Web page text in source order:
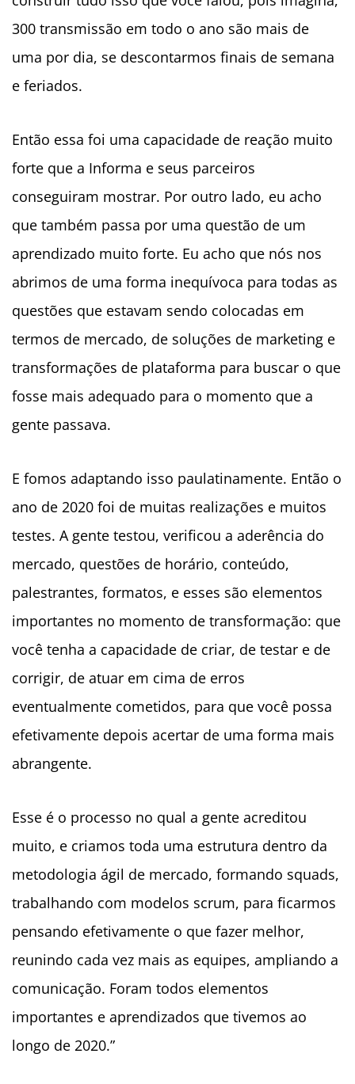
300 transmissão em todo o ano são mais de
uma por dia, se descontarmos finais de semana
e feriados.
Então essa foi uma capacidade de reação muito
forte que a Informa e seus parceiros
conseguiram mostrar. Por outro lado, eu acho
que também passa por uma questão de um
aprendizado muito forte. Eu acho que nós nos
abrimos de uma forma inequívoca para todas as
questões que estavam sendo colocadas em
termos de mercado, de soluções de marketing e
transformações de plataforma para buscar o que
fosse mais adequado para o momento que a
gente passava.
E fomos adaptando isso paulatinamente. Então o
ano de 2020 foi de muitas realizações e muitos
testes. A gente testou, verificou a aderência do
mercado, questões de horário, conteúdo,
palestrantes, formatos, e esses são elementos
importantes no momento de transformação: que
você tenha a capacidade de criar, de testar e de
corrigir, de atuar em cima de erros
eventualmente cometidos, para que você possa
efetivamente depois acertar de uma forma mais
abrangente.
Esse é o processo no qual a gente acreditou
muito, e criamos toda uma estrutura dentro da
metodologia ágil de mercado, formando squads,
trabalhando com modelos scrum, para ficarmos
pensando efetivamente o que fazer melhor,
reunindo cada vez mais as equipes, ampliando a
comunicação. Foram todos elementos
importantes e aprendizados que tivemos ao
longo de 2020.”